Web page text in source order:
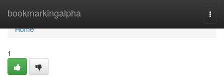
bookmarkingalpha
Home
Home
1